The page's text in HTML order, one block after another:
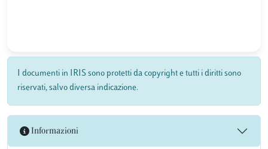
I documenti in IRIS sono protetti da copyright e tutti i diritti sono
riservati, salvo diversa indicazione.
Informazioni